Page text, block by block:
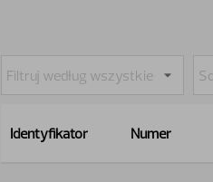
Identyfikator Numer